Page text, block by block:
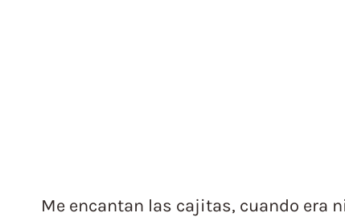
Me encantan las cajitas, cuando era